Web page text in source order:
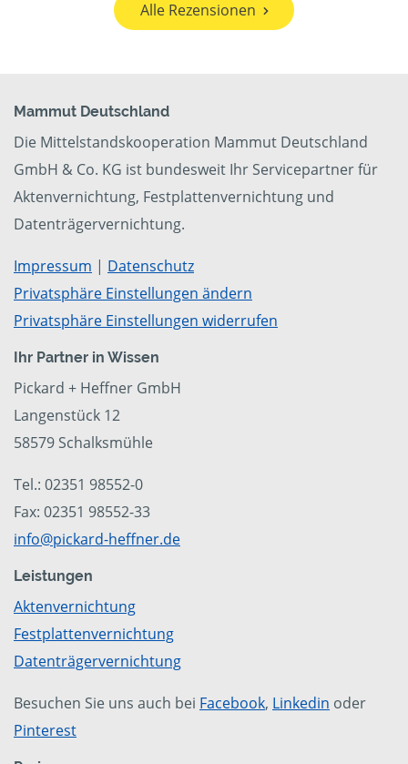
Alle Rezensionen
Mammut Deutschland
Die Mittelstandskooperation Mammut Deutschland
GmbH & Co. KG ist bundesweit Ihr Servicepartner für
Aktenvernichtung, Festplattenvernichtung und
Datenträgervernichtung.
Impressum | Datenschutz
Privatsphäre Einstellungen ändern
Privatsphäre Einstellungen widerrufen
Ihr Partner in Wissen
Pickard + Heffner GmbH
Langenstück 12
58579 Schalksmühle
Tel.: 02351 98552-0
Fax: 02351 98552-33
info@pickard-heffner.de
Leistungen
Aktenvernichtung
Festplattenvernichtung
Datenträgervernichtung
Besuchen Sie uns auch bei Facebook, Linkedin oder
Pinterest